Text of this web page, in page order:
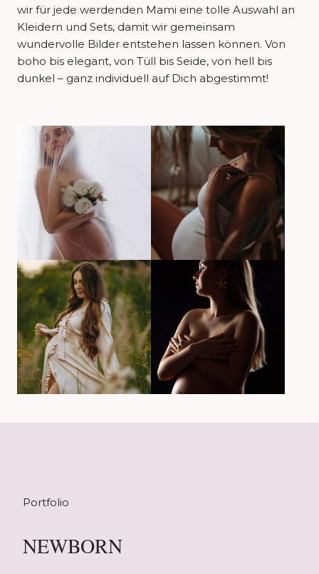
wir für jede werdenden Mami eine tolle Auswahl an
Kleidern und Sets, damit wir gemeinsam
wundervolle Bilder entstehen lassen können. Von
boho bis elegant, von Tüll bis Seide, von hell bis
dunkel – ganz individuell auf Dich abgestimmt!
Portfolio
NEWBORN